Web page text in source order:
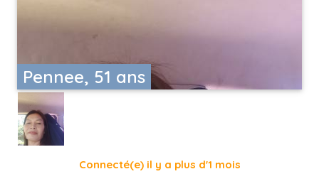
Pennee, 51 ans
Connecté(e) il y a plus d'1 mois